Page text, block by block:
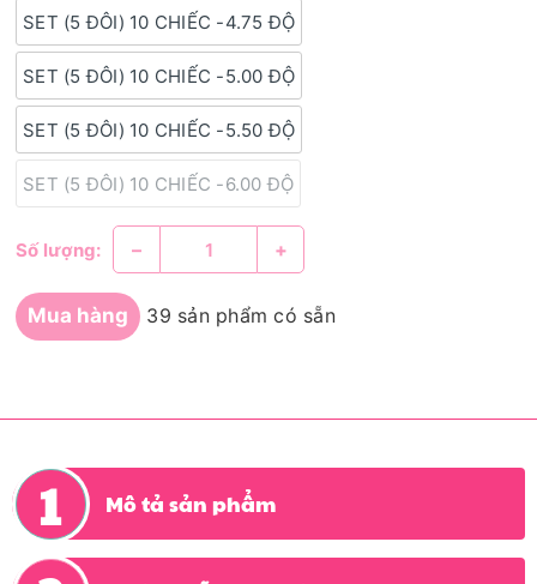
SET (5 ĐÔI) 10 CHIẾC -4.75 ĐỘ
SET (5 ĐÔI) 10 CHIẾC -5.00 ĐỘ
SET (5 ĐÔI) 10 CHIẾC -5.50 ĐỘ
SET (5 ĐÔI) 10 CHIẾC -6.00 ĐỘ
Số lượng: – +
Mua hàng 39 sản phẩm có sẵn
Mô tả sản phẩm